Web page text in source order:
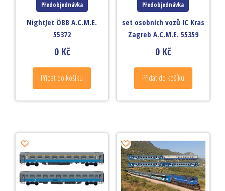
Předobjednávka
NightJet ÖBB A.C.M.E.
55372
0 Kč
Přidat do košíku
Předobjednávka
set osobních vozů IC Kras
Zagreb A.C.M.E. 55359
0 Kč
Přidat do košíku